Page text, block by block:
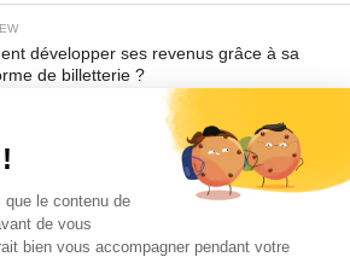
développer ses revenus grâce à sa
de billetterie ?